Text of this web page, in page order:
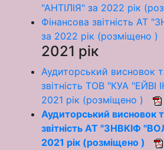
"АНТІЛІЯ" за 2022 рік
Фінансова звітність АТ
за 2022 рік (розміщено )
2021 рік
Аудиторський висновок
звітність ТОВ "КУА
2021 рік (розміщено )
Аудиторський висновок
звітність АТ "ЗНВКІФ
2021 рік (розміщено )